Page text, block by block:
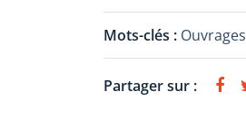
Mots-clés : Ouvrages
Partager sur :